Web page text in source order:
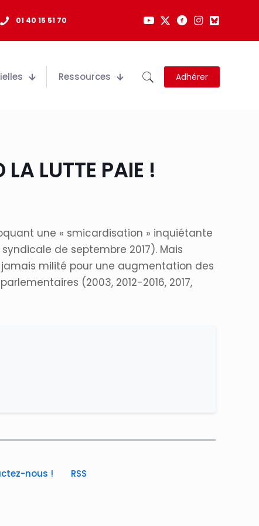
01 40 15 51 70
Ressources Adhérer
LUTTE PAIE !
une « smicardisation » inquiétante
de septembre 2017). Mais
jamais milité pour une augmentation des
(2003, 2012-2016, 2017,
nous ! RSS